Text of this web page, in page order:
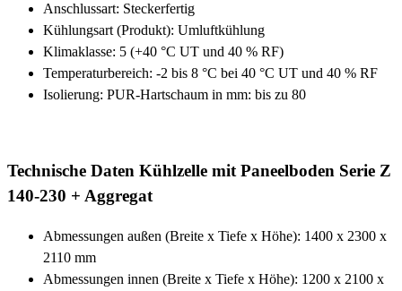
Anschlussart: Steckerfertig
Kühlungsart (Produkt): Umluftkühlung
Klimaklasse: 5 (+40 °C UT und 40 % RF)
Temperaturbereich: -2 bis 8 °C bei 40 °C UT und 40 % RF
Isolierung: PUR-Hartschaum in mm: bis zu 80
Technische Daten Kühlzelle mit Paneelboden Serie Z
140-230 + Aggregat
Abmessungen außen (Breite x Tiefe x Höhe): 1400 x 2300 x
2110 mm
Abmessungen innen (Breite x Tiefe x Höhe): 1200 x 2100 x